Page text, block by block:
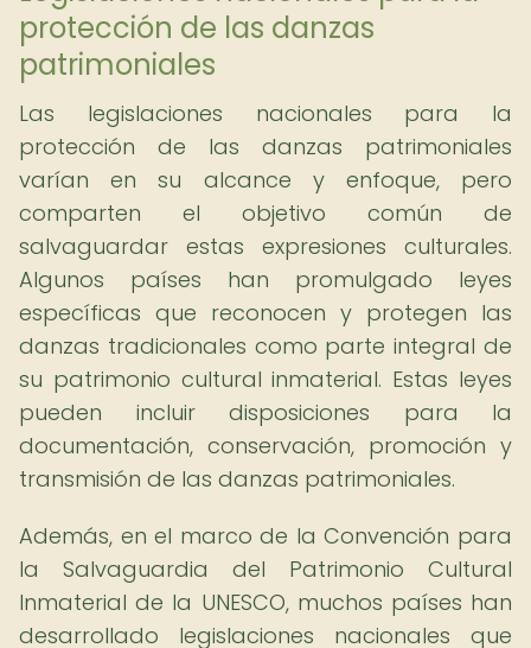
protección de las danzas
patrimoniales
Las legislaciones nacionales para la
protección de las danzas patrimoniales
varían en su alcance y enfoque, pero
comparten el objetivo común de
salvaguardar estas expresiones culturales.
Algunos países han promulgado leyes
específicas que reconocen y protegen las
danzas tradicionales como parte integral de
su patrimonio cultural inmaterial. Estas leyes
pueden incluir disposiciones para la
documentación, conservación, promoción y
transmisión de las danzas patrimoniales.
Además, en el marco de la Convención para
la Salvaguardia del Patrimonio Cultural
Inmaterial de la UNESCO, muchos países han
desarrollado legislaciones nacionales que